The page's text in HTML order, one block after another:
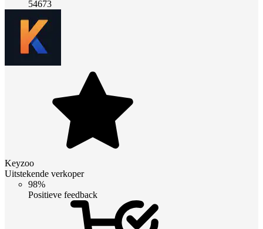
54673
Keyzoo
Uitstekende verkoper
98%
Positieve feedback